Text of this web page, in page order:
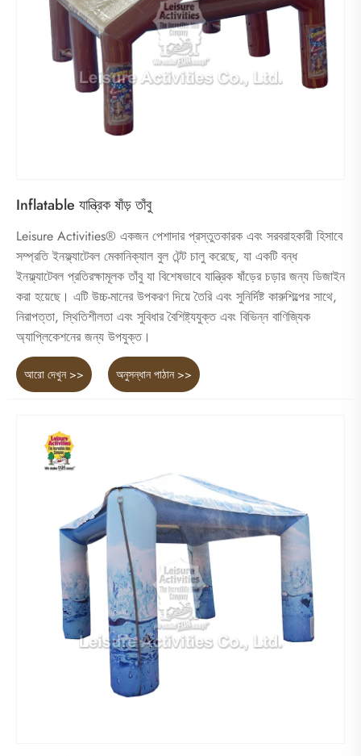
Inflatable যান্ত্রিক ষাঁড় তাঁবু
Leisure Activities® একজন পেশাদার প্রস্তুতকারক এবং সরবরাহকারী হিসাবে
সম্প্রতি ইনফ্ল্যাটেবল মেকানিক্যাল বুল টেন্ট চালু করেছে, যা একটি বন্ধ
ইনফ্ল্যাটেবল প্রতিরক্ষামূলক তাঁবু যা বিশেষভাবে যান্ত্রিক ষাঁড়ের চড়ার জন্য ডিজাইন
করা হয়েছে। এটি উচ্চ-মানের উপকরণ দিয়ে তৈরি এবং সুনির্দিষ্ট কারুশিল্পের সাথে,
নিরাপত্তা, স্থিতিশীলতা এবং সুবিধার বৈশিষ্ট্যযুক্ত এবং বিভিন্ন বাণিজ্যিক
অ্যাপ্লিকেশনের জন্য উপযুক্ত।
আরো দেখুন >> অনুসন্ধান পাঠান >>